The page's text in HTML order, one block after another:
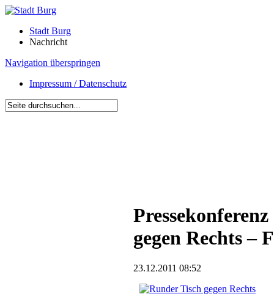
Stadt Burg
Nachricht
Navigation überspringen
Impressum / Datenschutz
gegen Rechts –
23.12.2011 08:52